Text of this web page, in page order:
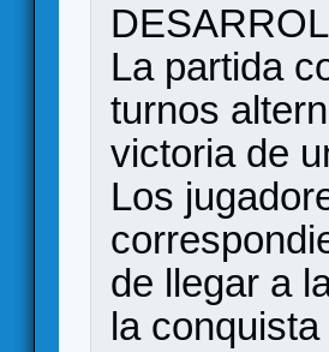
La partida
turnos
victoria de
Los
de llegar a
la